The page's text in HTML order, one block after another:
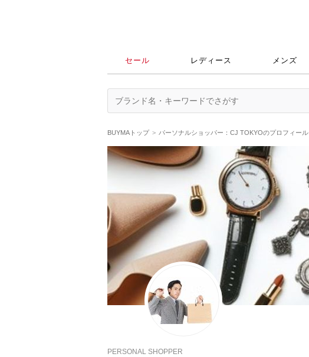
セール レディース メンズ
BUYMAトップ パーソナルショッパー：CJ TOKYOのプロフィール
PERSONAL SHOPPER